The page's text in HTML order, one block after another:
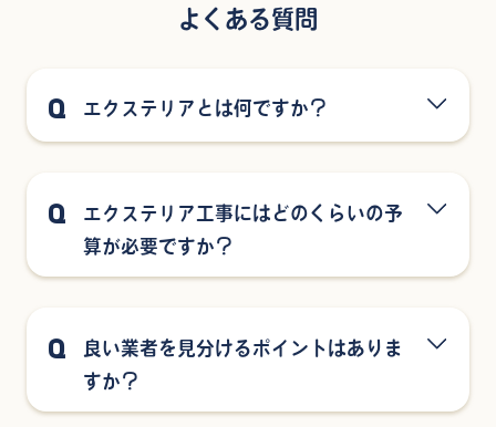
よくある質問
Q エクステリアとは何ですか？
Q
エクステリア工事にはどのくらいの予
算が必要ですか？
Q
良い業者を見分けるポイントはありま
すか？